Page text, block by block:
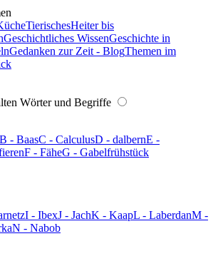
TierischesHeiter bis
Geschichtliches WissenGeschichte in
Gedanken zur Zeit - BlogThemen im
Wörter und Begriffe
B - BaasC - CalculusD - dalbernE -
F - FäheG - Gabelfrühstück
I - IbexJ - JachK - KaapL - LaberdanM -
N - Nabob